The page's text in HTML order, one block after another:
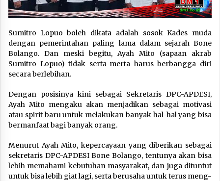
Sumitro Lopuo boleh dikata adalah sosok Kades muda
dengan pemerintahan paling lama dalam sejarah Bone
Bolango. Dan meski begitu, Ayah Mito (sapaan akrab
Sumitro Lopuo) tidak serta-merta harus berbangga diri
secara berlebihan.
Dengan posisinya kini sebagai Sekretaris DPC-APDESI,
Ayah Mito mengaku akan menjadikan sebagai motivasi
atau spirit baru untuk melakukan banyak hal-hal yang bisa
bermanfaat bagi banyak orang.
Menurut Ayah Mito, kepercayaan yang diberikan sebagai
sekretaris DPC-APDESI Bone Bolango, tentunya akan bisa
lebih memahami kebutuhan masyarakat, dan juga dituntut
untuk bisa lebih giat lagi, serta berusaha untuk terus meng-